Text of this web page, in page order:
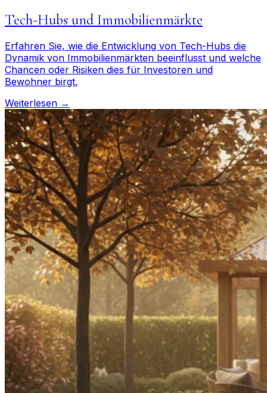
Tech-Hubs und Immobilienmärkte
Erfahren Sie, wie die Entwicklung von Tech-Hubs die
Dynamik von Immobilienmärkten beeinflusst und welche
Chancen oder Risiken dies für Investoren und
Bewohner birgt.
Weiterlesen →